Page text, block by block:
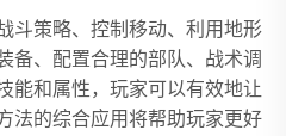
斗策略、控制移动、利用地形
备、配置合理的部队、战术调
能和属性，玩家可以有效地让
法的综合应用将帮助玩家更好